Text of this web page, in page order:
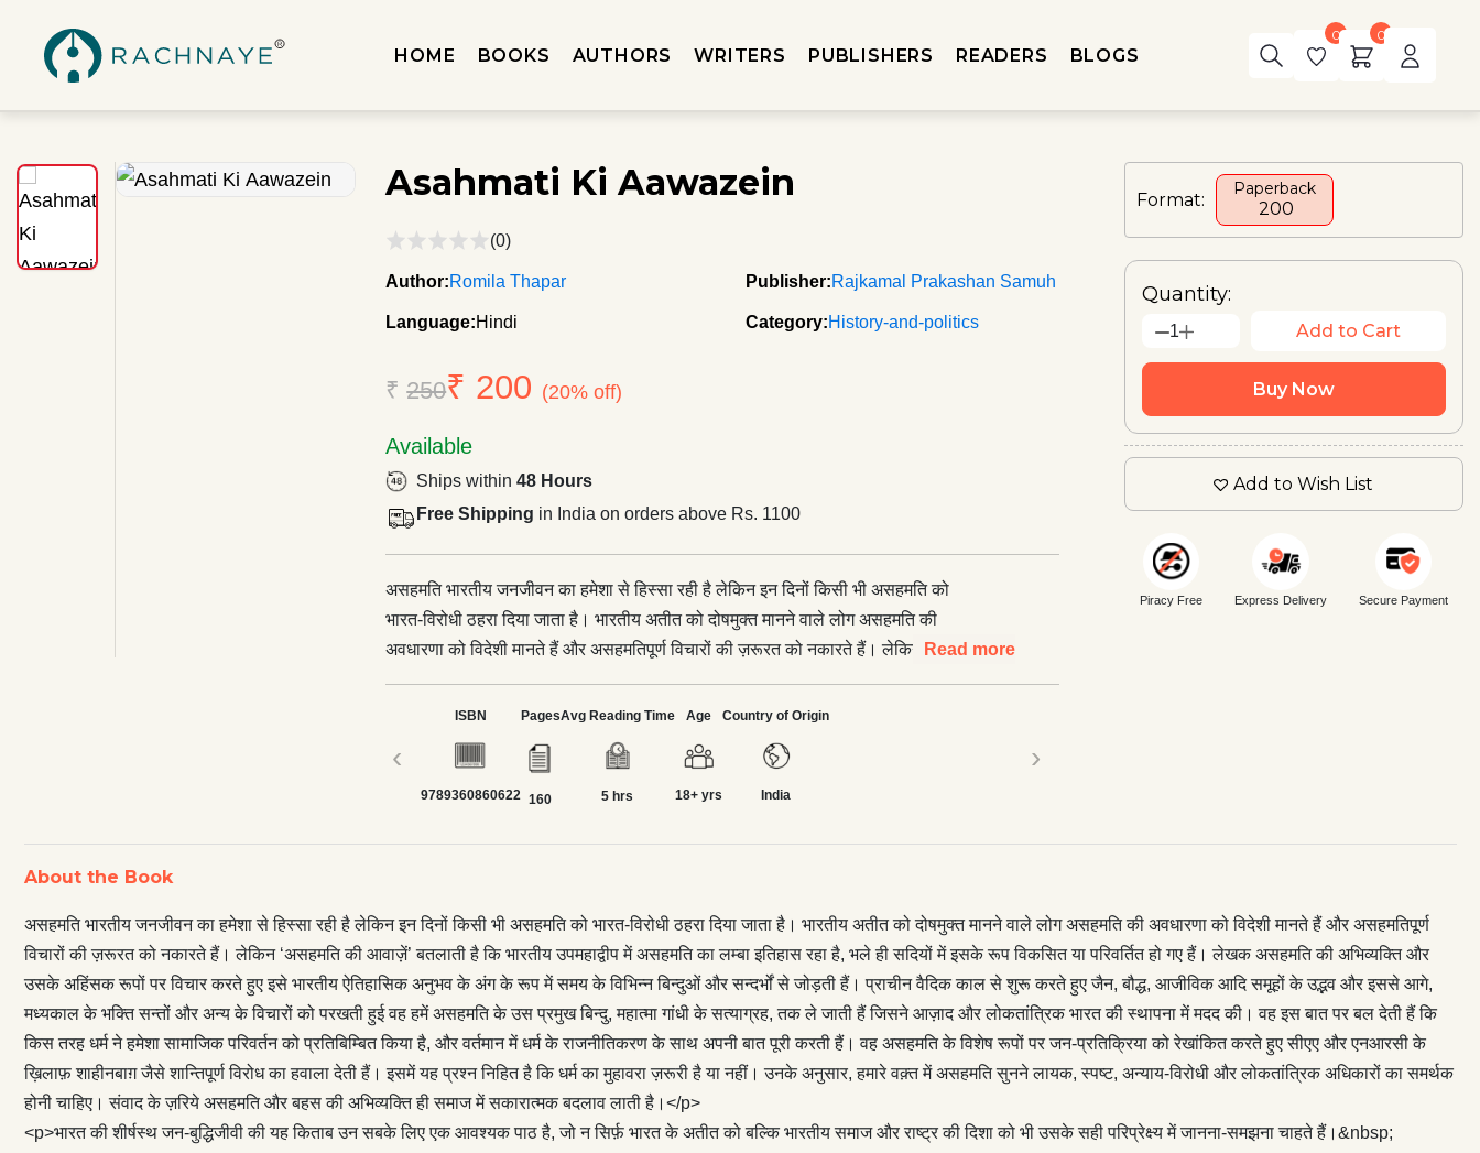
HOME BOOKS AUTHORS WRITERS PUBLISHERS READERS BLOGS
0 0
Asahmati Ki Aawazein
(0)
Author:Romila Thapar Publisher:Rajkamal Prakashan Samuh
Language:Hindi Category:History-and-politics
₹250₹ 200 (20% off)
Available
Ships within48 Hours
Free Shipping in India on orders above Rs. 1100
असहमति भारतीय जनजीवन का हमेशा से हिस्सा रही है लेकिन इन दिनों किसी भी असहमति को
भारत-विरोधी ठहरा दिया जाता है। भारतीय अतीत को दोषमुक्त मानने वाले लोग असहमति की
अवधारणा को विदेशी मानते हैं और असहमतिपूर्ण विचारों की ज़रूरत को नकारते हैं। लेकिन
भले ही सदियों में इसके रूप विकसित या परिवर्तित हो गए हैं। लेखक असहमति की अभिव्यक्ति
और उसके अहिंसक रूपों पर विचार करते हुए इसे भारतीय ऐतिहासिक अनुभव के अंग के रूप में
समय के विभिन्न बिन्दुओं और सन्दर्भों से जोड़ती हैं। प्राचीन वैदिक काल से शुरू करते हुए जैन,
बौद्ध, आजीविक आदि समूहों के उद्भव और इससे आगे, मध्यकाल के भक्ति सन्तों और अन्य के
धर्म के राजनीतिकरण के साथ अपनी बात पूरी करती हैं। वह असहमति के विशेष रूपों पर जन-
प्रतिक्रिया को रेखांकित करते हुए सीएए और एनआरसी के ख़िलाफ़ शाहीनबाग़ जैसे शान्तिपूर्ण
विरोध का हवाला देती हैं। इसमें यह प्रश्न निहित है कि धर्म का मुहावरा ज़रूरी है या नहीं। उनके
अनुसार, हमारे वक़्त में असहमति सुनने लायक, स्पष्ट, अन्याय-विरोधी और लोकतांत्रिक
अधिकारों का समर्थक होनी चाहिए। संवाद के ज़रिये असहमति और बहस की अभिव्यक्ति ही
समाज में सकारात्मक बदलाव लाती है।</p> <p>भारत की शीर्षस्थ जन-बुद्धिजीवी की यह
किताब उन सबके लिए एक आवश्यक पाठ है, जो न सिर्फ़ भारत के अतीत को बल्कि भारतीय
समाज और राष्ट्र की दिशा को भी उसके सही परिप्रेक्ष्य में जानना-समझना चाहते हैं।&nbsp;
Read more
‹
ISBN
9789360860622
Pages
160
Avg Reading Time
5 hrs
Age
18+ yrs
Country of Origin
India
›
Format:
Paperback
₹ 200
Quantity:
1 Add to Cart
Buy Now
Add to Wish List
Piracy Free Express Delivery Secure Payment
About the Book
असहमति भारतीय जनजीवन का हमेशा से हिस्सा रही है लेकिन इन दिनों किसी भी असहमति को भारत-विरोधी ठहरा दिया जाता है। भारतीय अतीत को दोषमुक्त मानने वाले लोग असहमति की अवधारणा को विदेशी मानते हैं और असहमतिपूर्ण
विचारों की ज़रूरत को नकारते हैं। लेकिन ‘असहमति की आवाज़ें’ बतलाती है कि भारतीय उपमहाद्वीप में असहमति का लम्बा इतिहास रहा है, भले ही सदियों में इसके रूप विकसित या परिवर्तित हो गए हैं। लेखक असहमति की अभिव्यक्ति और
उसके अहिंसक रूपों पर विचार करते हुए इसे भारतीय ऐतिहासिक अनुभव के अंग के रूप में समय के विभिन्न बिन्दुओं और सन्दर्भों से जोड़ती हैं। प्राचीन वैदिक काल से शुरू करते हुए जैन, बौद्ध, आजीविक आदि समूहों के उद्भव और इससे आगे,
मध्यकाल के भक्ति सन्तों और अन्य के विचारों को परखती हुई वह हमें असहमति के उस प्रमुख बिन्दु, महात्मा गांधी के सत्याग्रह, तक ले जाती हैं जिसने आज़ाद और लोकतांत्रिक भारत की स्थापना में मदद की। वह इस बात पर बल देती हैं कि
किस तरह धर्म ने हमेशा सामाजिक परिवर्तन को प्रतिबिम्बित किया है, और वर्तमान में धर्म के राजनीतिकरण के साथ अपनी बात पूरी करती हैं। वह असहमति के विशेष रूपों पर जन-प्रतिक्रिया को रेखांकित करते हुए सीएए और एनआरसी के
ख़िलाफ़ शाहीनबाग़ जैसे शान्तिपूर्ण विरोध का हवाला देती हैं। इसमें यह प्रश्न निहित है कि धर्म का मुहावरा ज़रूरी है या नहीं। उनके अनुसार, हमारे वक़्त में असहमति सुनने लायक, स्पष्ट, अन्याय-विरोधी और लोकतांत्रिक अधिकारों का समर्थक
होनी चाहिए। संवाद के ज़रिये असहमति और बहस की अभिव्यक्ति ही समाज में सकारात्मक बदलाव लाती है।</p>
<p>भारत की शीर्षस्थ जन-बुद्धिजीवी की यह किताब उन सबके लिए एक आवश्यक पाठ है, जो न सिर्फ़ भारत के अतीत को बल्कि भारतीय समाज और राष्ट्र की दिशा को भी उसके सही परिप्रेक्ष्य में जानना-समझना चाहते हैं।&nbsp;